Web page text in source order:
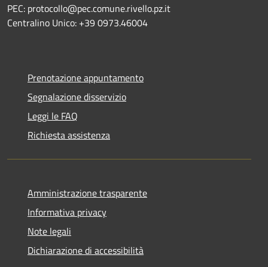
PEC: protocollo@pec.comune.rivello.pz.it
Centralino Unico: +39 0973.46004
Prenotazione appuntamento
Segnalazione disservizio
Leggi le FAQ
Richiesta assistenza
Amministrazione trasparente
Informativa privacy
Note legali
Dichiarazione di accessibilità